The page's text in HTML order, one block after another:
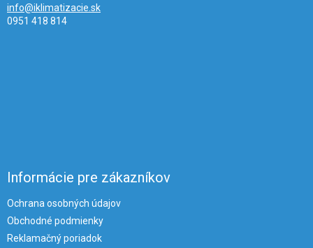
info@iklimatizacie.sk
0951 418 814
Informácie pre zákazníkov
Ochrana osobných údajov
Obchodné podmienky
Reklamačný poriadok